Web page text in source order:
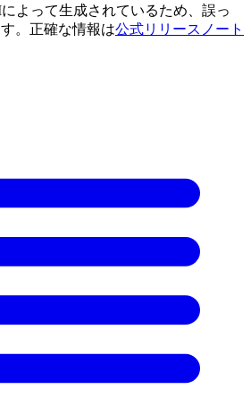
よって生成されているため、誤っ
。正確な情報は公式リリースノート